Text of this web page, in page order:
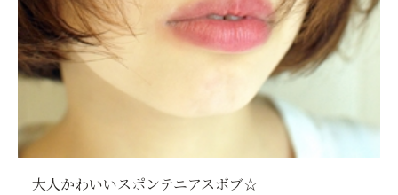
大人かわいいスポンテニアスボブ☆